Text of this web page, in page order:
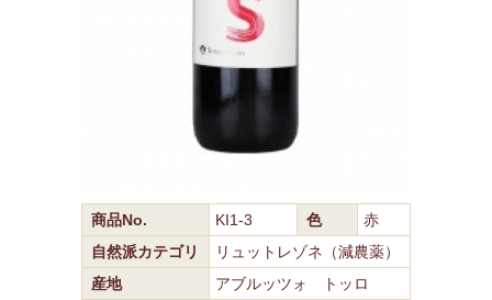
商品No. KI1-3 色
赤
自然派カテゴリ
リュットレゾネ（減農薬）
産地
アブルッツォ トッロ